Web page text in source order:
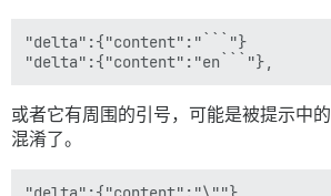
"delta":{"content":"```"}
或者它有周围的引号，可能是被提示中的
混淆了。